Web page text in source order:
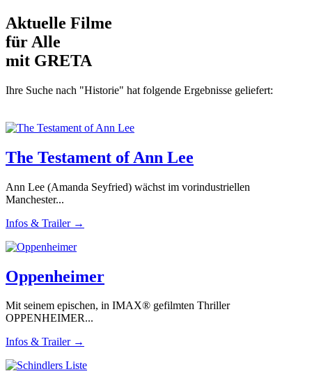
Aktuelle Filme
für Alle
mit GRETA
Ihre Suche nach "Historie" hat folgende Ergebnisse geliefert:
The Testament of Ann Lee
Ann Lee (Amanda Seyfried) wächst im vorindustriellen
Manchester...
Infos & Trailer →
Oppenheimer
Mit seinem epischen, in IMAX® gefilmten Thriller
OPPENHEIMER...
Infos & Trailer →